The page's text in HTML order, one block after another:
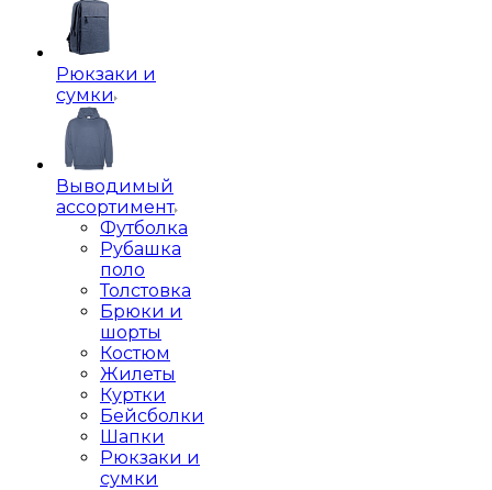
Рюкзаки и
сумки
Выводимый
ассортимент
Футболка
Рубашка
поло
Толстовка
Брюки и
шорты
Костюм
Жилеты
Куртки
Бейсболки
Шапки
Рюкзаки и
сумки